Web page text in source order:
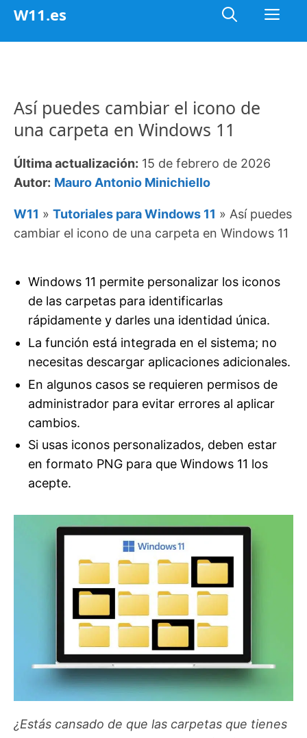
Saltar
W11.es
Así puedes cambiar el icono de
una carpeta en Windows 11
Última actualización: 15 de febrero de 2026
Autor: Mauro Antonio Minichiello
W11 » Tutoriales para Windows 11 » Así puedes
cambiar el icono de una carpeta en Windows 11
Windows 11 permite personalizar los iconos
de las carpetas para identificarlas
rápidamente y darles una identidad única.
La función está integrada en el sistema; no
necesitas descargar aplicaciones adicionales.
En algunos casos se requieren permisos de
administrador para evitar errores al aplicar
cambios.
Si usas iconos personalizados, deben estar
en formato PNG para que Windows 11 los
acepte.
¿Estás cansado de que las carpetas que tienes